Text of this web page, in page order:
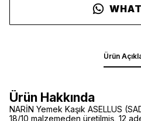
Ürün
Ürün Hakkında
NARİN Yemek Kaşık ASELLUS
18/10 malzemeden üretilmiş, 12